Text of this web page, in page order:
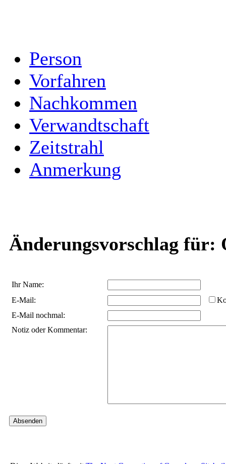
Person
Vorfahren
Nachkommen
Verwandtschaft
Zeitstrahl
Anmerkung
Änderungsvorschlag für:
Ihr Name:
E-Mail:
E-Mail nochmal:
Notiz oder Kommentar: